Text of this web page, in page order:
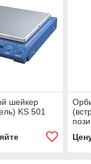
шейкер
KS 501